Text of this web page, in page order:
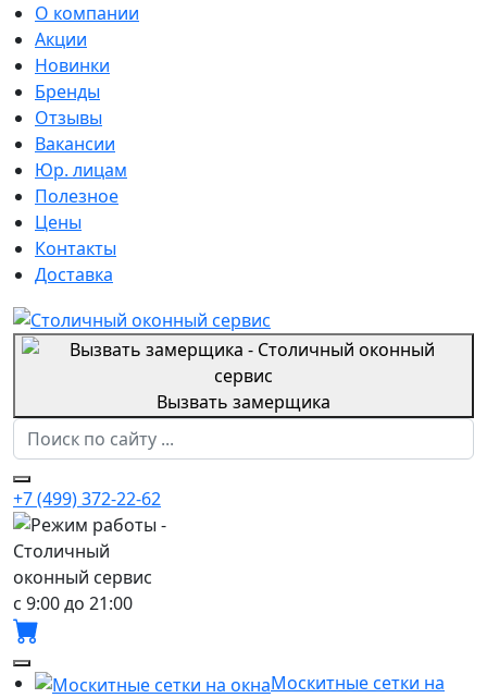
О компании
Акции
Новинки
Бренды
Отзывы
Вакансии
Юр. лицам
Полезное
Цены
Контакты
Доставка
Вызвать замерщика
+7 (499) 372-22-62
с 9:00 до 21:00
Москитные сетки на